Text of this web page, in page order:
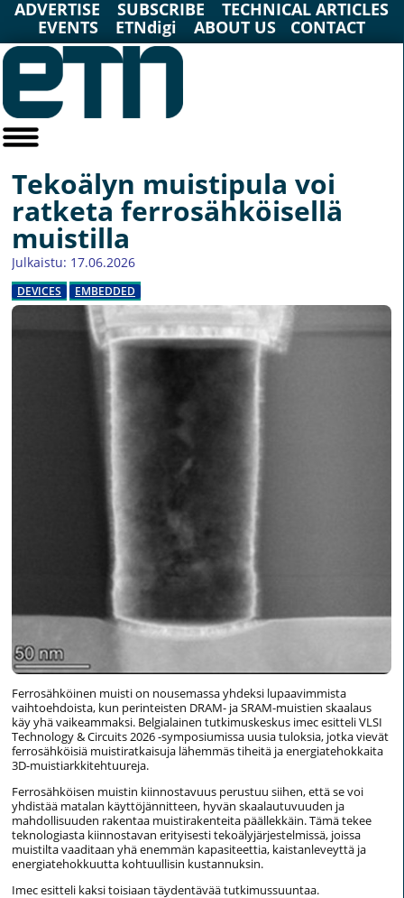
ADVERTISE SUBSCRIBE
TECHNICAL ARTICLES
EVENTS
ETNdigi ABOUT US CONTACT
Tekoälyn muistipula voi
ratketa ferrosähköisellä
muistilla
Julkaistu: 17.06.2026
DEVICES EMBEDDED
Ferrosähköinen muisti on nousemassa yhdeksi lupaavimmista
vaihtoehdoista, kun perinteisten DRAM- ja SRAM-muistien skaalaus
käy yhä vaikeammaksi. Belgialainen tutkimuskeskus imec esitteli VLSI
Technology & Circuits 2026 -symposiumissa uusia tuloksia, jotka vievät
ferrosähköisiä muistiratkaisuja lähemmäs tiheitä ja energiatehokkaita
3D-muistiarkkitehtuureja.
Ferrosähköisen muistin kiinnostavuus perustuu siihen, että se voi
yhdistää matalan käyttöjännitteen, hyvän skaalautuvuuden ja
mahdollisuuden rakentaa muistirakenteita päällekkäin. Tämä tekee
teknologiasta kiinnostavan erityisesti tekoälyjärjestelmissä, joissa
muistilta vaaditaan yhä enemmän kapasiteettia, kaistanleveyttä ja
energiatehokkuutta kohtuullisin kustannuksin.
Imec esitteli kaksi toisiaan täydentävää tutkimussuuntaa.